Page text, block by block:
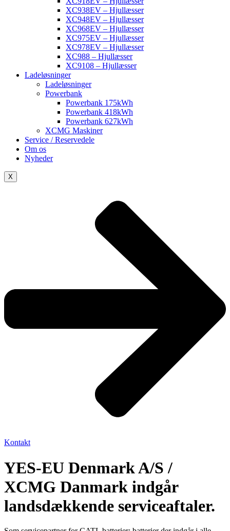
XC938EV – Hjullæsser
XC948EV – Hjullæsser
XC968EV – Hjullæsser
XC975EV – Hjullæsser
XC978EV – Hjullæsser
XC988 – Hjullæsser
XC9108 – Hjullæsser
Ladeløsninger
Ladeløsninger
Powerbank
Powerbank 175kWh
Powerbank 418kWh
Powerbank 627kWh
XCMG Maskiner
Service / Reservedele
Om os
Nyheder
X
Kontakt
YES-EU Denmark A/S /
XCMG Danmark indgår
landsdækkende serviceaftaler.